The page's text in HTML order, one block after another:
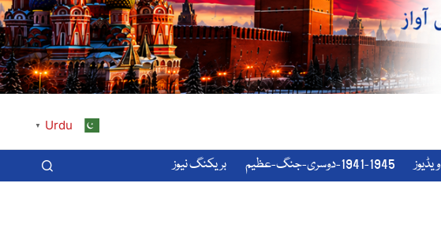
Urdu
▼
ویڈیوز 1941-1945-دوسری-جنگ-عظیم بریکنگ نیوز